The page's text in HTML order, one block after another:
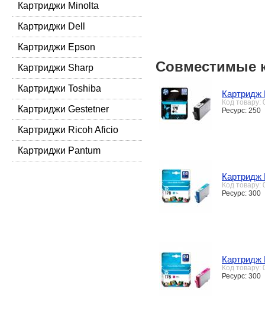
Картриджи Minolta
Картриджи Dell
Картриджи Epson
Картриджи Sharp
Картриджи Toshiba
Картриджи Gestetner
Картриджи Ricoh Aficio
Картриджи Pantum
Совместимые
Картридж
Код товару:
Ресурс: 250
Картридж
Код товару:
Ресурс: 300
Картридж
Код товару:
Ресурс: 300